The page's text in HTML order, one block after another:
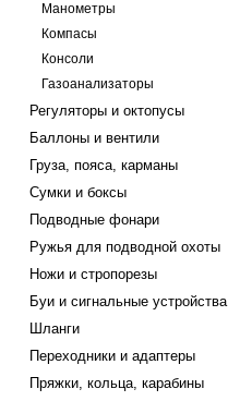
Манометры
Компасы
Консоли
Газоанализаторы
Регуляторы и октопусы
Баллоны и вентили
Груза, пояса, карманы
Сумки и боксы
Подводные фонари
Ружья для подводной охоты
Ножи и стропорезы
Буи и сигнальные устройства
Шланги
Переходники и адаптеры
Пряжки, кольца, карабины